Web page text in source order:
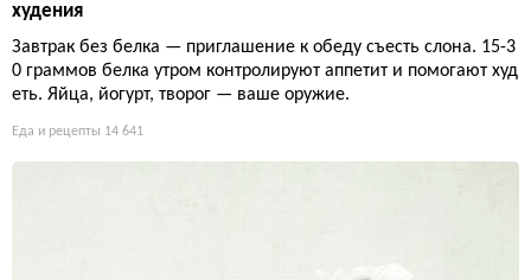
худения
Завтрак без белка — приглашение к обеду съесть слона. 15-3
0 граммов белка утром контролируют аппетит и помогают худ
еть. Яйца, йогурт, творог — ваше оружие.
Еда и рецепты 14 641